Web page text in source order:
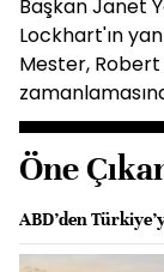
Başkan Janet
Lockhart'ın
Mester, Robert
Öne
ABD’den